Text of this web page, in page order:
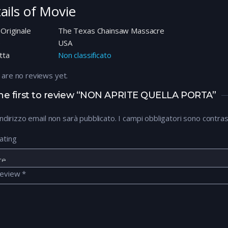
of Movie
The Texas Chainsaw Massacre
USA
Non classificato
first to review “NON APRITE QUELLA PORTA”
email non sarà pubblicato. I campi obbligatori sono
*
no reviews yet.